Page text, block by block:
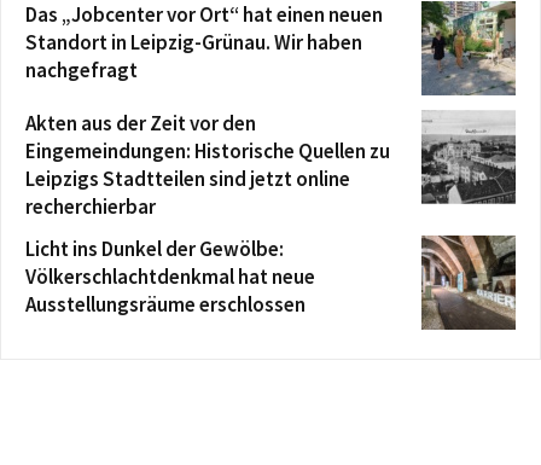
Das „Jobcenter vor Ort“ hat einen neuen
Standort in Leipzig-Grünau. Wir haben
nachgefragt
Akten aus der Zeit vor den
Eingemeindungen: Historische Quellen zu
Leipzigs Stadtteilen sind jetzt online
recherchierbar
Licht ins Dunkel der Gewölbe:
Völkerschlachtdenkmal hat neue
Ausstellungsräume erschlossen